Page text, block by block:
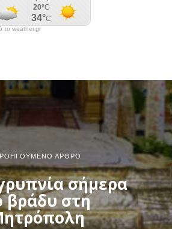
το weather.gr
ΆΡΘΡΟ
σήμερα
βράδυ στη